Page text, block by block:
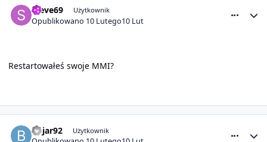
steve69 Użytkownik
Opublikowano 10 Lutego10 Lut
Restartowałeś swoje MMI?
bojar92 Użytkownik